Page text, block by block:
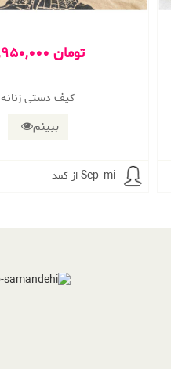
6,950,000 تومان
کیف دستی زنانه
ببینم
از کمد Sep_mi